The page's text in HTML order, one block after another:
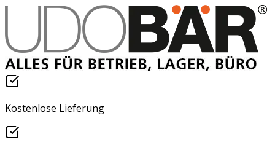
Kostenlose Lieferung